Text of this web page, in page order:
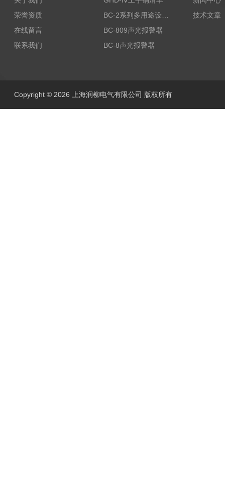
荣誉资质
在线留言
联系我们
BC-809声光报警器
BC-8声光报警器
技术文章
Copyright © 2026 上海润柳电气有限公司 版权所有